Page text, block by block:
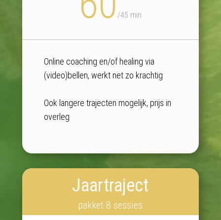
/45 min
Online coaching en/of healing via
(video)bellen, werkt net zo krachtig
Ook langere trajecten mogelijk, prijs in
overleg
Jaartraject
pakket 8 sessies